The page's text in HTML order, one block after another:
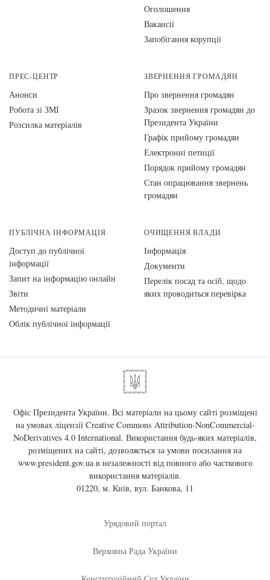
Оголошення
Вакансії
Запобігання корупції
ПРЕС-ЦЕНТР
Анонси
Робота зі ЗМІ
Розсилка матеріалів
ЗВЕРНЕННЯ ГРОМАДЯН
Про звернення громадян
Зразок звернення громадян до
Президента України
Графік прийому громадян
Електронні петиції
Порядок прийому громадян
Стан опрацювання звернень
громадян
ПУБЛІЧНА ІНФОРМАЦІЯ
Доступ до публічної
інформації
Запит на інформацію онлайн
Звіти
Методичні матеріали
Облік публічної інформації
ОЧИЩЕННЯ ВЛАДИ
Інформація
Документи
Перелік посад та осіб, щодо
яких проводиться перевірка
Офіс Президента України. Всі матеріали на цьому сайті розміщені
на умовах ліцензії Creative Commons Attribution-NonCommercial-
NoDerivatives 4.0 International. Використання будь-яких матеріалів,
розміщених на сайті, дозволяється за умови посилання на
www.president.gov.uaв незалежності від повного або часткового
використання матеріалів.
01220, м. Київ, вул. Банкова, 11
Урядовий портал
Верховна Рада України